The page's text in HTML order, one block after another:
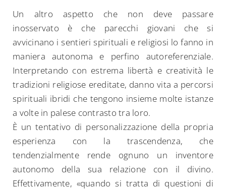
Un altro aspetto che non deve passare
inosservato è che parecchi giovani che si
avvicinano i sentieri spirituali e religiosi lo fanno in
maniera autonoma e perfino autoreferenziale.
Interpretando con estrema libertà e creatività le
tradizioni religiose ereditate, danno vita a percorsi
spirituali ibridi che tengono insieme molte istanze
a volte in palese contrasto tra loro.
È un tentativo di personalizzazione della propria
esperienza con la trascendenza, che
tendenzialmente rende ognuno un inventore
autonomo della sua relazione con il divino.
Effettivamente, «quando si tratta di questioni di